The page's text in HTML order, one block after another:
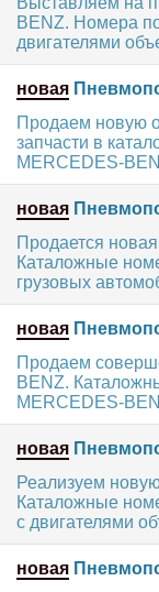
BENZ. Номера
двигателями
новая
Продаем новую
запчасти в
MERCEDES-
новая
Продается
Каталожные
грузовых
новая
Продаем
BENZ.
MERCEDES-
новая
Реализуем
Каталожные
с двигателями
новая